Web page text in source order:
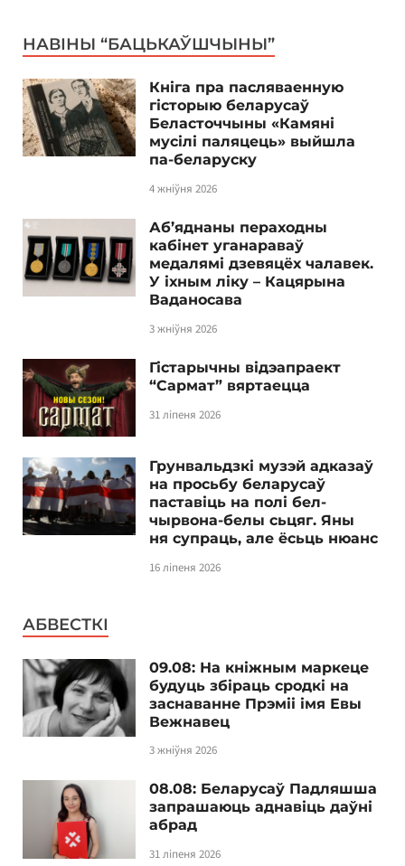
НАВІНЫ “БАЦЬКАЎШЧЫНЫ”
Кніга пра пасляваенную
гісторыю беларусаў
Беласточчыны «Камяні
мусілі паляцець» выйшла
па-беларуску
4 жніўня 2026
Аб’яднаны пераходны
кабінет уганараваў
медалямі дзевяцёх чалавек.
У іхным ліку – Кацярына
Ваданосава
3 жніўня 2026
Гістарычны відэапраект
“Сармат” вяртаецца
31 ліпеня 2026
Грунвальдзкі музэй адказаў
на просьбу беларусаў
паставіць на полі бел-
чырвона-белы сьцяг. Яны
ня супраць, але ёсьць нюанс
16 ліпеня 2026
АБВЕСТКІ
09.08: На кніжным маркеце
будуць збіраць сродкі на
заснаванне Прэміі імя Евы
Вежнавец
3 жніўня 2026
08.08: Беларусаў Падляшша
запрашаюць аднавіць даўні
абрад
31 ліпеня 2026